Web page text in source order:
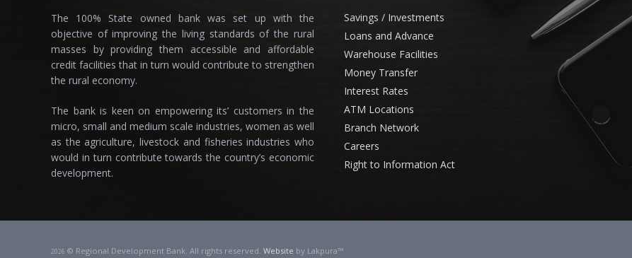
The 100% State owned bank was set up with the
objective of improving the living standards of the rural
masses by providing them accessible and affordable
credit facilities that in turn would contribute to strengthen
the rural economy.
The bank is keen on empowering its’ customers in the
micro, small and medium scale industries, women as well
as the agriculture, livestock and fisheries industries who
would in turn contribute towards the country’s economic
development.
Savings / Investments
Loans and Advance
Warehouse Facilities
Money Transfer
Interest Rates
ATM Locations
Branch Network
Careers
Right to Information Act
2026 © Regional Development Bank. All rights reserved. Website by Lakpura™